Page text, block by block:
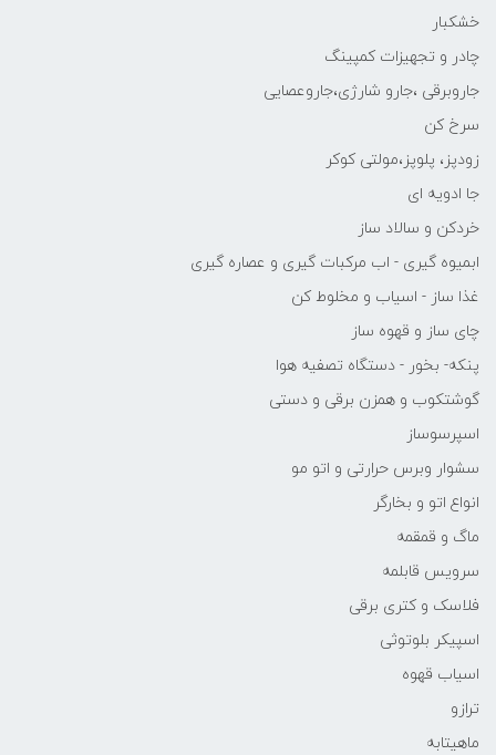
خشکبار
چادر و تجهیزات کمپینگ
جاروبرقی ،جارو شارژی،جاروعصایی
سرخ کن
زودپز، پلوپز،مولتی کوکر
جا ادویه ای
خردکن و سالاد ساز
ابمیوه گیری - اب مرکبات گیری و عصاره گیری
غذا ساز - اسیاب و مخلوط کن
چای ساز و قهوه ساز
پنکه- بخور - دستگاه تصفیه هوا
گوشتکوب و همزن برقی و دستی
اسپرسوساز
سشوار وبرس حرارتی و اتو مو
انواع اتو و بخارگر
ماگ و قمقمه
سرویس قابلمه
فلاسک و کتری برقی
اسپیکر بلوتوثی
اسیاب قهوه
ترازو
ماهیتابه